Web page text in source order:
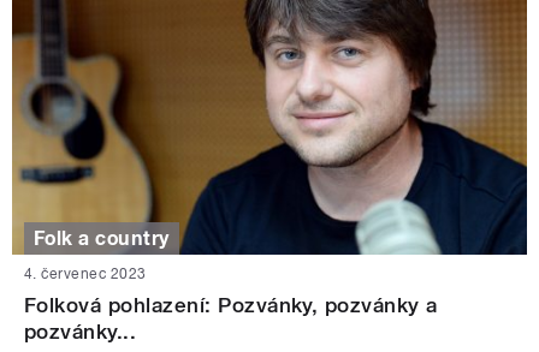
Folk a country
4. červenec 2023
Folková pohlazení: Pozvánky, pozvánky a
pozvánky...